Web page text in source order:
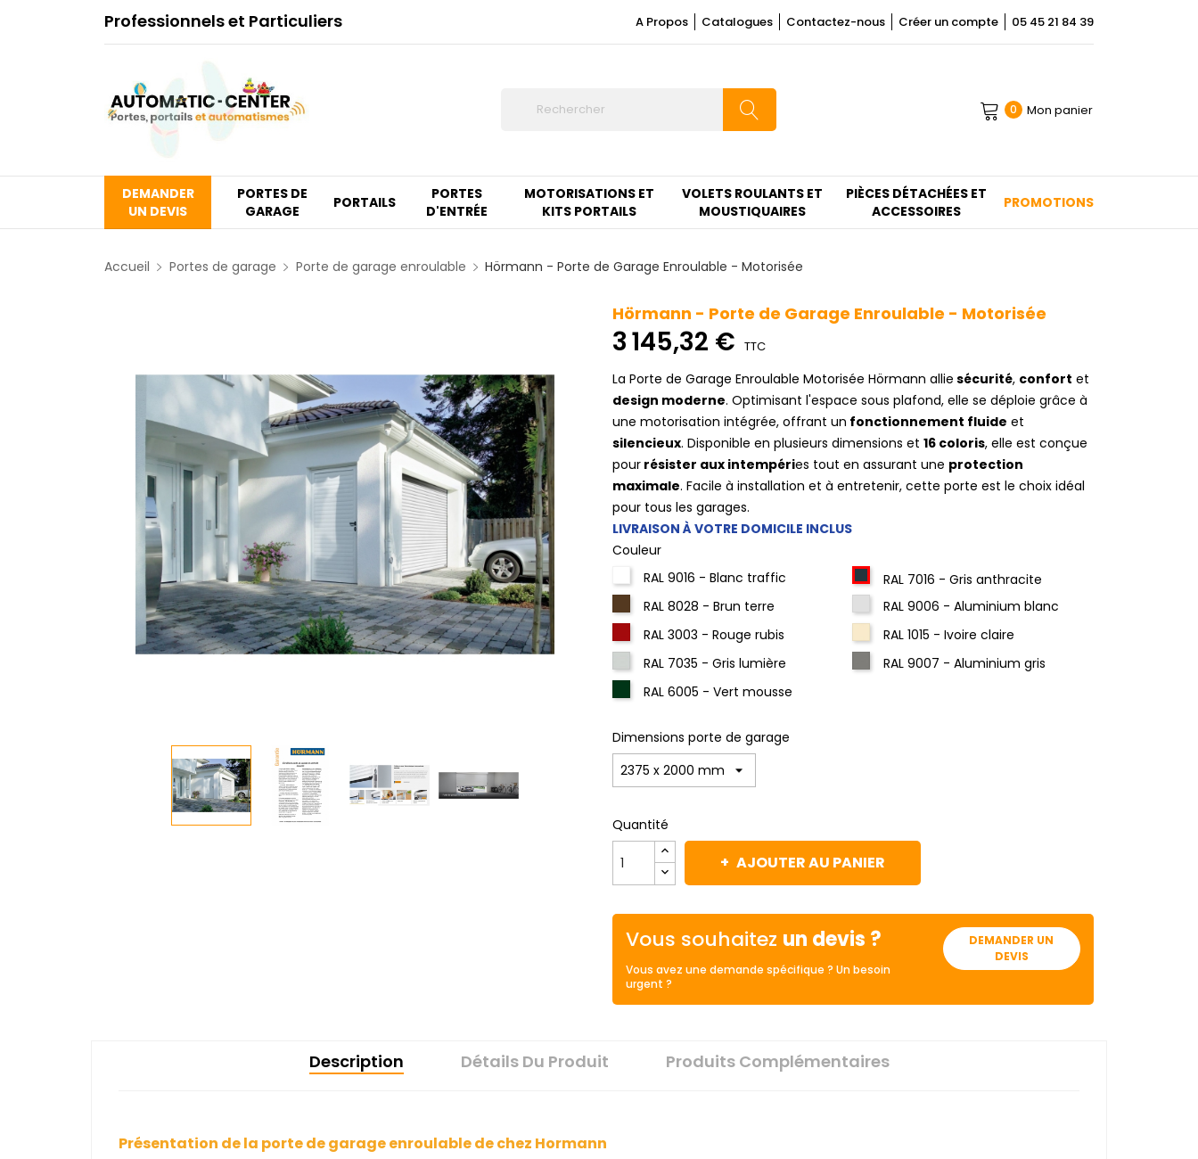
Professionnels et Particuliers A Propos Catalogues Contactez-nous Créer un compte 05 45 21 84 39
0 Mon panier
DEMANDER
UN DEVIS
PORTES DE
GARAGE
PORTAILS
PORTES
D'ENTRÉE
MOTORISATIONS ET
KITS PORTAILS
VOLETS ROULANTS ET
MOUSTIQUAIRES
PIÈCES DÉTACHÉES ET
ACCESSOIRES
PROMOTIONS
Accueil Portes de garage Porte de garage enroulable Hörmann - Porte de Garage Enroulable - Motorisée
Hörmann - Porte de Garage Enroulable - Motorisée
3 145,32 € TTC
La Porte de Garage Enroulable Motorisée Hörmann allie sécurité, confort et
design moderne. Optimisant l'espace sous plafond, elle se déploie grâce à
une motorisation intégrée, offrant un fonctionnement fluide et
silencieux. Disponible en plusieurs dimensions et 16 coloris, elle est conçue
pour résister aux intempéries tout en assurant une protection
maximale. Facile à installation et à entretenir, cette porte est le choix idéal
pour tous les garages.
LIVRAISON À VOTRE DOMICILE INCLUS
Couleur
RAL 9016 - Blanc traffic
RAL 7016 - Gris anthracite
RAL 8028 - Brun terre
RAL 9006 - Aluminium blanc
RAL 3003 - Rouge rubis
RAL 1015 - Ivoire claire
RAL 7035 - Gris lumière
RAL 9007 - Aluminium gris
RAL 6005 - Vert mousse
Dimensions porte de garage
Quantité
AJOUTER AU PANIER
Vous souhaitez un devis ?
Vous avez une demande spécifique ? Un besoin
urgent ?
DEMANDER UN
DEVIS
Description Détails Du Produit Produits Complémentaires
Présentation de la porte de garage enroulable de chez Hormann